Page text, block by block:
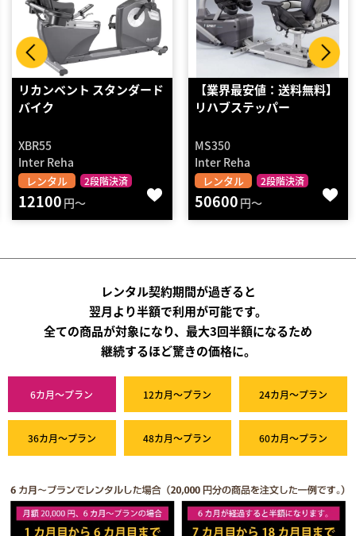
【業界最安値：送料無料】
リハブステッパー
MS350
Inter Reha
レンタル 2段階決済
50600 円～
リカンベント リハブバイク
MR100
Inter Reha
レンタル 2段階決済
35970 円～
レンタル契約期間が過ぎると
翌月より半額で利用が可能です。
全ての商品が対象になり、最大3回半額になるため
継続するほど驚きの価格に。
6カ月～プラン 12カ月～プラン 24カ月～プラン
36カ月～プラン 48カ月～プラン 60カ月～プラン